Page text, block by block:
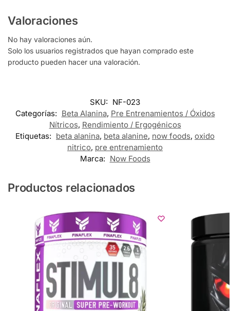
Valoraciones
No hay valoraciones aún.
Solo los usuarios registrados que hayan comprado este
producto pueden hacer una valoración.
SKU: NF-023
Categorías: Beta Alanina, Pre Entrenamientos / Óxidos
Nítricos, Rendimiento / Ergogénicos
Etiquetas: beta alanina, beta alanine, now foods, oxido
nitrico, pre entrenamiento
Marca: Now Foods
Productos relacionados